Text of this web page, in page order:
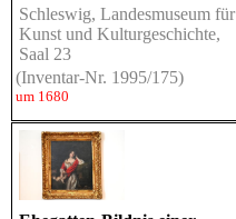
Schleswig, Landesmuseum für
Kunst und Kulturgeschichte,
Saal 23
(Inventar-Nr. 1995/175)
um 1680